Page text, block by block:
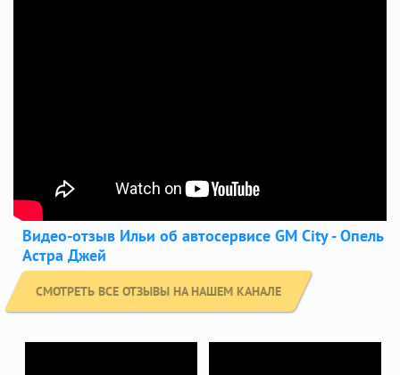
Видео-отзыв Ильи об автосервисе GM City - Опель
Астра Джей
СМОТРЕТЬ ВСЕ ОТЗЫВЫ НА НАШЕМ КАНАЛЕ